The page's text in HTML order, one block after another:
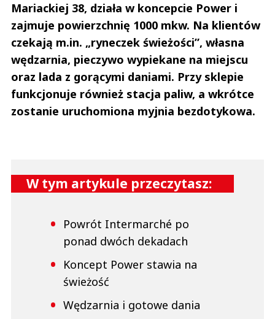
Mariackiej 38, działa w koncepcie Power i
zajmuje powierzchnię 1000 mkw. Na klientów
czekają m.in. „ryneczek świeżości”, własna
wędzarnia, pieczywo wypiekane na miejscu
oraz lada z gorącymi daniami. Przy sklepie
funkcjonuje również stacja paliw, a wkrótce
zostanie uruchomiona myjnia bezdotykowa.
W tym artykule przeczytasz:
Powrót Intermarché po
ponad dwóch dekadach
Koncept Power stawia na
świeżość
Wędzarnia i gotowe dania